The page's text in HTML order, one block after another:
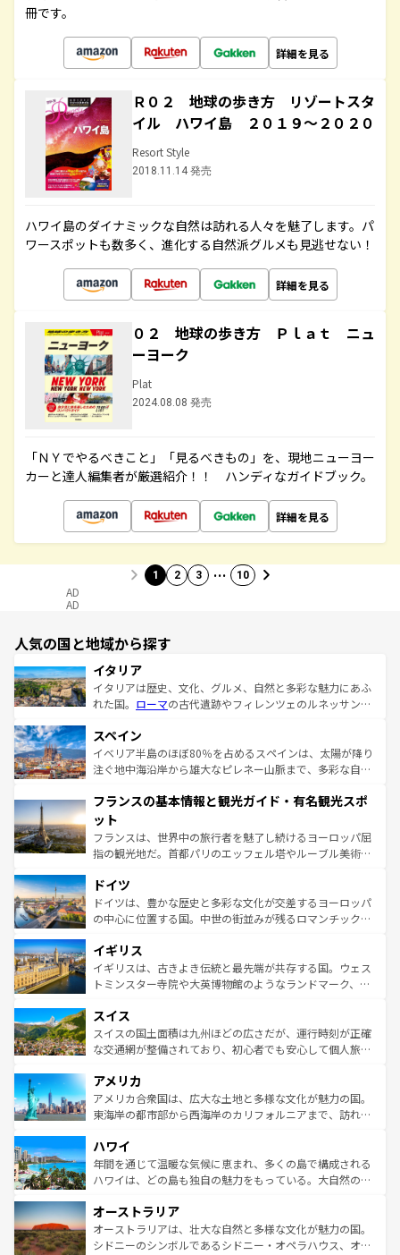
冊です。
詳細を見る
Ｒ０２ 地球の歩き方 リゾートスタ
イル ハワイ島 ２０１９～２０２０
Resort Style
2018.11.14 発売
ハワイ島のダイナミックな自然は訪れる人々を魅了します。パ
ワースポットも数多く、進化する自然派グルメも見逃せない！
詳細を見る
０２ 地球の歩き方 Ｐｌａｔ ニュ
ーヨーク
Plat
2024.08.08 発売
「ＮＹでやるべきこと」「見るべきもの」を、現地ニューヨー
カーと達人編集者が厳選紹介！！ ハンディなガイドブック。
詳細を見る
1 2 3 … 10
AD
AD
人気の国と地域から探す
イタリア
イタリアは歴史、文化、グルメ、自然と多彩な魅力にあふ
れた国。 ローマの古代遺跡やフィレンツェのルネッサンス
ろん、トスカーナの美しい田園風景やアマルフィ海岸の絶
景など、自然景観も見逃せない。観光の合間には、本場の
ピザやパスタなど、絶品のイタリア料理を堪能することも
ませてくれるイタリアで、忘れられない旅をしてみよう！
なお、新着のイタリア情報は
しい。
スペイン
イベリア半島のほぼ80％を占めるスペインは、太陽が降り
注ぐ地中海沿岸から雄大なピレネー山脈まで、多彩な自然
文化が根付くこの国では、情熱的なフラメンコ、熱気あふ
れる闘牛、そして美味しいタパスが生活の一部となってい
る。首都マドリードの洗練された雰囲気や、バルセロナの
アートに溢れた街角から、地方では古代ローマ遺跡や中世
せる。地方によって風土や気候が異なるスペインはその個
性で訪れる人を魅了する。 なお、新着のスペイン情報は コ
ンテンツ一覧を参照してほしい。
フランスの基本情報と観光ガイド・有名観光スポ
ット
フランスは、世界中の旅行者を魅了し続けるヨーロッパ屈
指の観光地だ。首都パリのエッフェル塔やルーブル美術館
で、幅広い魅力が詰まっている。華麗な宮殿、歴史的な大
聖堂、美しいビーチ、そして豊かな自然が、訪れる者を心
から魅了する。また、フランスは美食の国としても知ら
いる。シャンパンの発祥地であるランス、プロヴァンスの
香り高いラベンダー畑など、多彩な楽しみ方が可能だ。さ
らに、パリ以外の地域にも魅力が溢れており、どの街角に
れる地方に足を運ぶとそれぞれで全く異なる文化を体験で
きるだろう。 なお、新着のフランス情報はコンテンツ一覧
を参照してほしい。
ドイツ
ドイツは、豊かな歴史と多彩な文化が交差するヨーロッパ
の中心に位置する国。中世の街並みが残るロマンチック街
顔を持つこの国は、どこを歩いても飽きることがない。ベ
ルリンの文化的活気、バイエルン州のアルプスの絶景、そ
してライン川沿いのワイン畑といった風景は必見。ビール
は、お酒好きな人にはぜひ体験してほしい。 なお、新着の
ドイツ情報はコンテンツ一覧を参照してほしい。
イギリス
イギリスは、古きよき伝統と最先端が共存する国。ウェス
トミンスター寺院や大英博物館のようなランドマーク、歴
リアごとに異なる魅力がある。また、優雅なアフタヌーン
ティー、ビール好きにはたまらない英国パブ、サッカー観
戦など、本場だからこそできる体験も豊富。イギリスを旅
ンツ一覧を参照してほしい。
スイス
スイスの国土面積は九州ほどの広さだが、運行時刻が正確
な交通網が整備されており、初心者でも安心して個人旅行
の建物がそのまま残る町や、スイスならではのユニークな
博物館もあり、アルプス観光だけでなく町歩きも満喫する
ことができる。国民の所得が高いため物価も高いが、旅行
ば市内交通費無料で観光を楽しむこともできる。 なお、新
着のスイス情報はコンテンツ一覧 を参照してほしい。
アメリカ
アメリカ合衆国は、広大な土地と多様な文化が魅力の国。
東海岸の都市部から西海岸のカリフォルニアまで、訪れる
のような巨大都市は、観光、ショッピング、エンターテイ
ンメントが詰まった刺激的なスポットだ。一方、アメリカ
西部には大自然が広がり、グランドキャニオンやイエロー
部のニューオーリンズでは、音楽と美食が融合した独特の
文化が魅力。旅行者はアメリカの各地域で異なる魅力を楽
しみながら、その多様性と豊かな歴史を感じることができ
ハワイ
年間を通じて温暖な気候に恵まれ、多くの島で構成される
ハワイは、どの島も独自の魅力をもっている。大自然の神
ワイ島は見逃せない。また、定番の観光地といえばオアフ
島だが、静かな自然を求めるならマウイ島やカウアイ島が
おすすめ。エメラルドグリーンに輝く海をはじめ、豊かな
オーストラリア
オーストラリアは、壮大な自然と多様な文化が魅力の国。
シドニーのシンボルであるシドニー・オペラハウス、オー